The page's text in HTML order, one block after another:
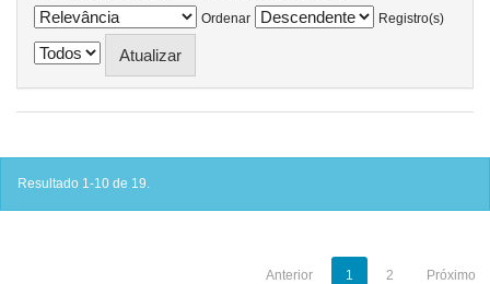
Ordenar
Registro(s)
Resultado 1-10 de 19.
Anterior 1 2 Próximo